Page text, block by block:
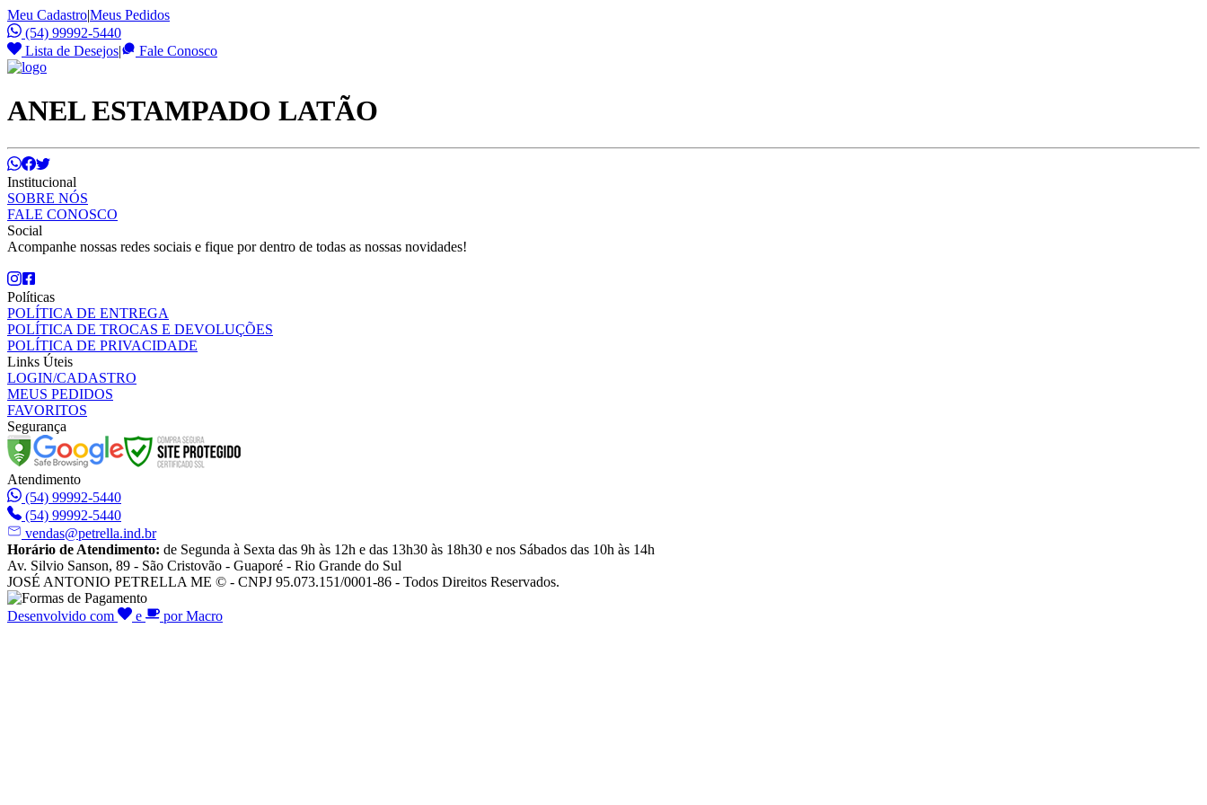
Meu Cadastro|Meus Pedidos
(54) 99992-5440
Lista de Desejos| Fale Conosco
ANEL ESTAMPADO LATÃO
Institucional
SOBRE NÓS
FALE CONOSCO
Social
Acompanhe nossas redes sociais e fique por dentro de todas as nossas novidades!
Políticas
POLÍTICA DE ENTREGA
POLÍTICA DE TROCAS E DEVOLUÇÕES
POLÍTICA DE PRIVACIDADE
Links Úteis
LOGIN/CADASTRO
MEUS PEDIDOS
FAVORITOS
Segurança
Atendimento
(54) 99992-5440
(54) 99992-5440
vendas@petrella.ind.br
Horário de Atendimento: de Segunda à Sexta das 9h às 12h e das 13h30 às 18h30 e nos Sábados das 10h às 14h
Av. Silvio Sanson, 89 - São Cristovão - Guaporé - Rio Grande do Sul
JOSÉ ANTONIO PETRELLA ME © - CNPJ 95.073.151/0001-86 - Todos Direitos Reservados.
Desenvolvido com e por Macro